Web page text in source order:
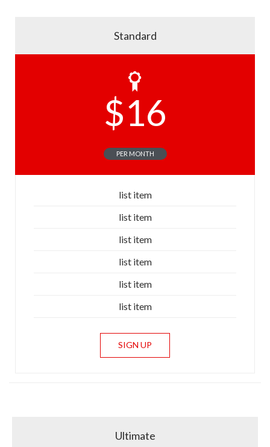
Standard
$16
PER MONTH
list item
list item
list item
list item
list item
list item
SIGN UP
Ultimate